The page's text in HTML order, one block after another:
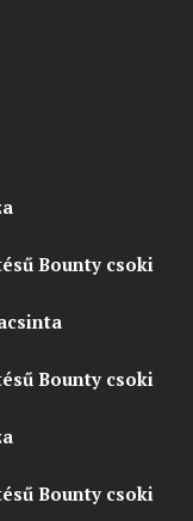
Bounty csoki
Bounty csoki
Bounty csoki